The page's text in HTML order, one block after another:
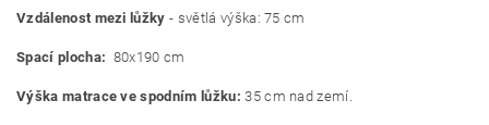
Vzdálenost mezi lůžky - světlá výška: 75 cm
Spací plocha: 80x190 cm
Výška matrace ve spodním lůžku: 35 cm nad zemí.